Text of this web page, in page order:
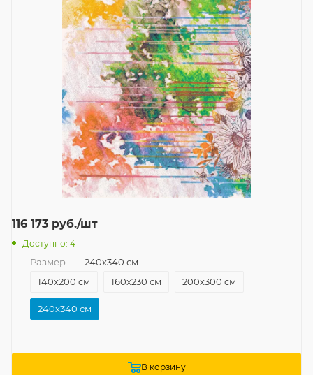
116 173 руб./шт
Доступно: 4
Размер — 240x340 см
140x200 см
160x230 см 200x300 см
240x340 см
В корзину